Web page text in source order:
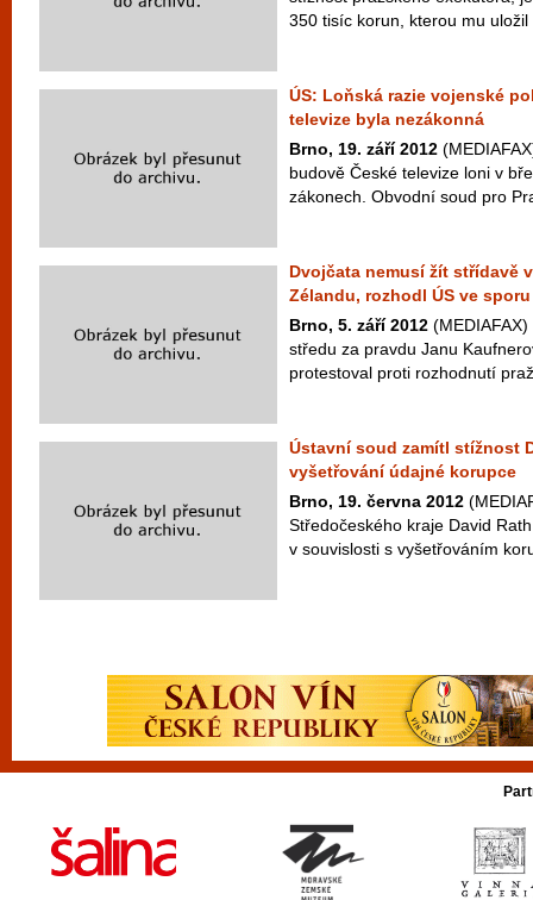
350 tisíc korun, kterou mu uložil
ÚS: Loňská razie vojenské
televize byla nezákonná
Brno, 19. září 2012
budově České televize loni v
zákonech. Obvodní soud pro
Dvojčata nemusí žít střídavě
Zélandu, rozhodl ÚS ve
Brno, 5. září 2012
středu za pravdu Janu
protestoval proti rozhodnutí
Ústavní soud zamítl stížnost
vyšetřování údajné korupce
Brno, 19. června 2012
Středočeského kraje David
v souvislosti s vyšetřováním